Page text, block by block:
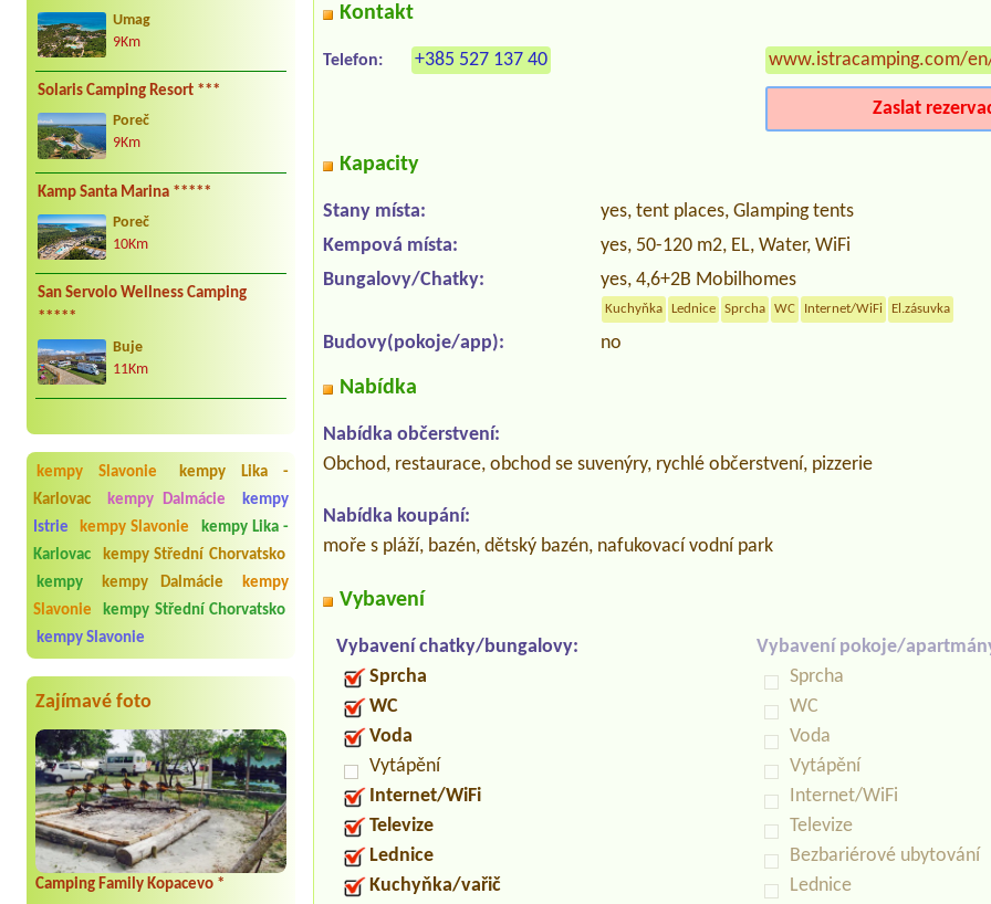
Umag
9Km
Solaris Camping Resort ***
Poreč
9Km
Kamp Santa Marina *****
Poreč
10Km
San Servolo Wellness Camping
*****
Buje
11Km
kempy Slavonie
kempy Lika -
Karlovac
kempy Dalmácie
kempy
Istrie
kempy Slavonie
kempy Lika -
Karlovac
kempy Střední Chorvatsko
kempy
kempy Dalmácie
kempy
Slavonie
kempy Střední Chorvatsko
kempy Slavonie
Zajímavé foto
Camping Family Kopacevo *
Kontakt
Telefon: +385 527 137 40 www.istracamping.com/
Zaslat
Kapacity
Stany místa:
yes, tent places, Glamping tents
Kempová místa:
yes, 50-120 m2, EL, Water, WiFi
Bungalovy/Chatky:
yes, 4,6+2B Mobilhomes
Kuchyňka Lednice Sprcha WC Internet/WiFi El.zásuvka
Budovy(pokoje/app): no
Nabídka
Nabídka občerstvení:
Obchod, restaurace, obchod se suvenýry, rychlé občerstvení, pizzerie
Nabídka koupání:
moře s pláží, bazén, dětský bazén, nafukovací vodní park
Vybavení
Vybavení chatky/bungalovy:
Sprcha
WC
Voda
Vytápění
Internet/WiFi
Televize
Lednice
Kuchyňka/vařič
Vybavení pokoje/
Sprcha
WC
Voda
Vytápění
Internet/WiFi
Televize
Bezbariérové ubytování
Lednice